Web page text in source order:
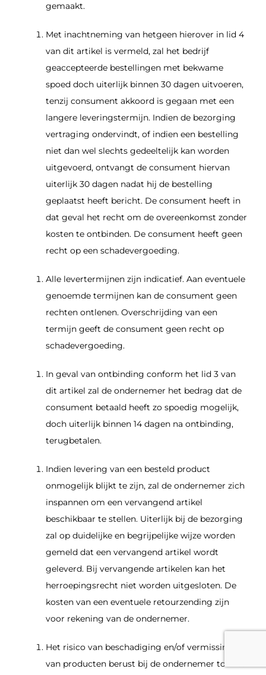
gemaakt.
Met inachtneming van hetgeen hierover in lid 4
van dit artikel is vermeld, zal het bedrijf
geaccepteerde bestellingen met bekwame
spoed doch uiterlijk binnen 30 dagen uitvoeren,
tenzij consument akkoord is gegaan met een
langere leveringstermijn. Indien de bezorging
vertraging ondervindt, of indien een bestelling
niet dan wel slechts gedeeltelijk kan worden
uitgevoerd, ontvangt de consument hiervan
uiterlijk 30 dagen nadat hij de bestelling
geplaatst heeft bericht. De consument heeft in
dat geval het recht om de overeenkomst zonder
kosten te ontbinden. De consument heeft geen
recht op een schadevergoeding.
Alle levertermijnen zijn indicatief. Aan eventuele
genoemde termijnen kan de consument geen
rechten ontlenen. Overschrijding van een
termijn geeft de consument geen recht op
schadevergoeding.
In geval van ontbinding conform het lid 3 van
dit artikel zal de ondernemer het bedrag dat de
consument betaald heeft zo spoedig mogelijk,
doch uiterlijk binnen 14 dagen na ontbinding,
terugbetalen.
Indien levering van een besteld product
onmogelijk blijkt te zijn, zal de ondernemer zich
inspannen om een vervangend artikel
beschikbaar te stellen. Uiterlijk bij de bezorging
zal op duidelijke en begrijpelijke wijze worden
gemeld dat een vervangend artikel wordt
geleverd. Bij vervangende artikelen kan het
herroepingsrecht niet worden uitgesloten. De
kosten van een eventuele retourzending zijn
voor rekening van de ondernemer.
Het risico van beschadiging en/of vermissing
van producten berust bij de ondernemer tot het